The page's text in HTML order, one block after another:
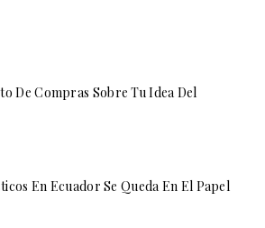
De Compras Sobre Tu Idea Del
En Ecuador Se Queda En El Papel